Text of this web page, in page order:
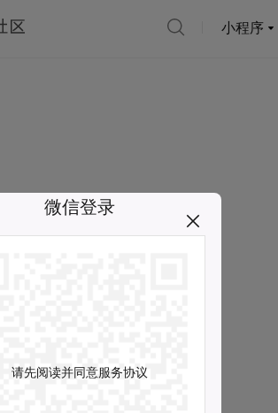
小程序
微信登录
请先阅读并同意服务协议